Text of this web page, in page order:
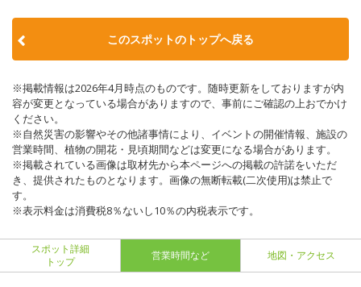
このスポットのトップへ戻る
※掲載情報は2026年4月時点のものです。随時更新をしておりますが内
容が変更となっている場合がありますので、事前にご確認の上おでかけ
ください。
※自然災害の影響やその他諸事情により、イベントの開催情報、施設の
営業時間、植物の開花・見頃期間などは変更になる場合があります。
※掲載されている画像は取材先から本ページへの掲載の許諾をいただ
き、提供されたものとなります。画像の無断転載(二次使用)は禁止で
す。
※表示料金は消費税8％ないし10％の内税表示です。
スポット詳細
トップ
営業時間など 地図・アクセス